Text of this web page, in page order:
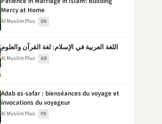
Mercy at Home
Al Muslim Plus EN
اللغة العربية في الإسلام: لغة القرآن والعلوم
Al Muslim Plus AR
Adab as-safar : bienséances du voyage et
invocations du voyageur
Al Muslim Plus FR